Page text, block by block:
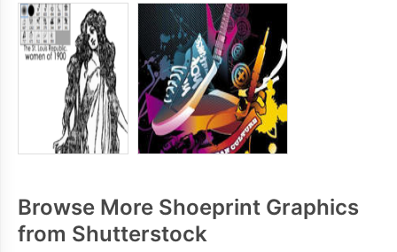
Browse More Shoeprint Graphics
from Shutterstock